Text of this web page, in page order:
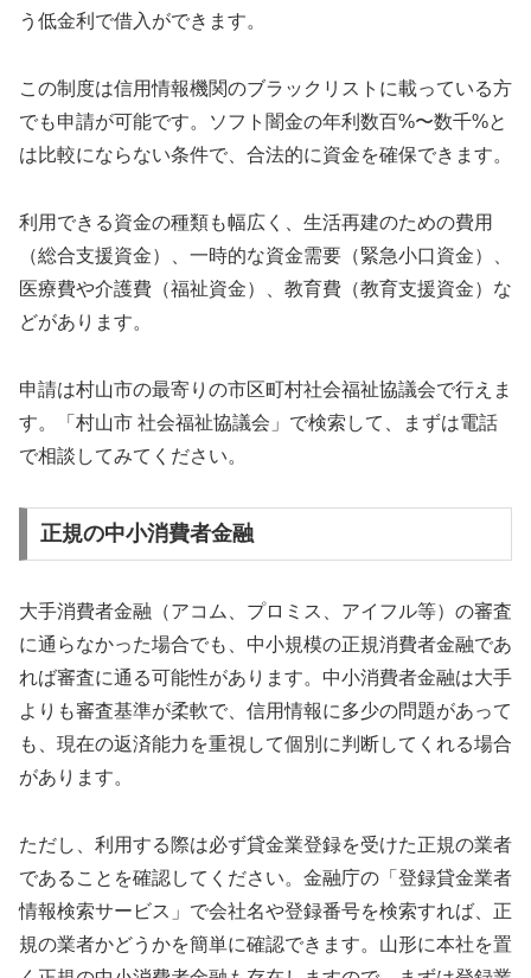
う低金利で借入ができます。
この制度は信用情報機関のブラックリストに載っている方
でも申請が可能です。ソフト闇金の年利数百%〜数千%と
は比較にならない条件で、合法的に資金を確保できます。
利用できる資金の種類も幅広く、生活再建のための費用
（総合支援資金）、一時的な資金需要（緊急小口資金）、
医療費や介護費（福祉資金）、教育費（教育支援資金）な
どがあります。
申請は村山市の最寄りの市区町村社会福祉協議会で行えま
す。「村山市 社会福祉協議会」で検索して、まずは電話
で相談してみてください。
正規の中小消費者金融
大手消費者金融（アコム、プロミス、アイフル等）の審査
に通らなかった場合でも、中小規模の正規消費者金融であ
れば審査に通る可能性があります。中小消費者金融は大手
よりも審査基準が柔軟で、信用情報に多少の問題があって
も、現在の返済能力を重視して個別に判断してくれる場合
があります。
ただし、利用する際は必ず貸金業登録を受けた正規の業者
であることを確認してください。金融庁の「登録貸金業者
情報検索サービス」で会社名や登録番号を検索すれば、正
規の業者かどうかを簡単に確認できます。山形に本社を置